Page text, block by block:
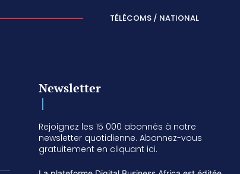
TÉLÉCOMS / NATIONAL
Newsletter
Rejoignez les 15 000 abonnés à notre
newsletter quotidienne. Abonnez-vous
gratuitement en cliquant ici.